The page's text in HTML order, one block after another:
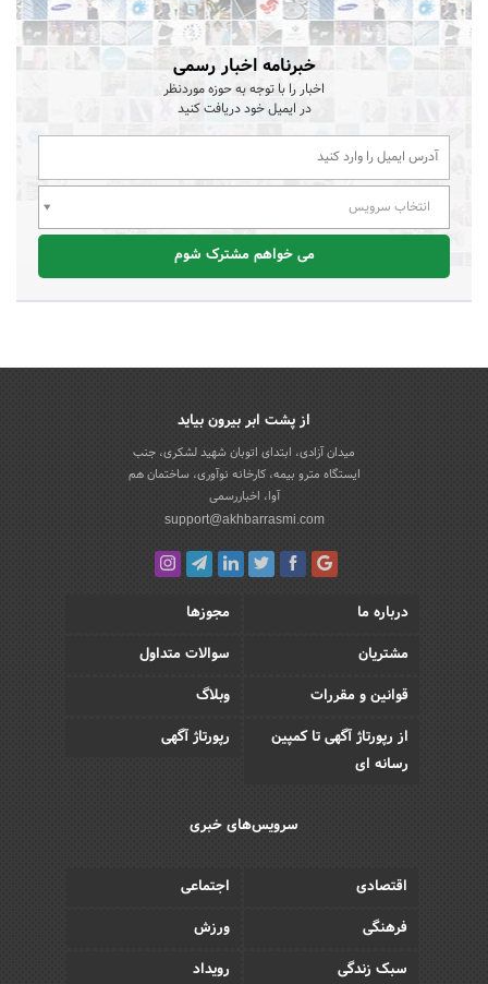
خبرنامه اخبار رسمی
اخبار را با توجه به حوزه موردنظر
در ایمیل خود دریافت کنید
انتخاب سرویس
می خواهم مشترک شوم
از پشت ابر بیرون بیاید
میدان آزادی، ابتدای اتوبان شهید لشکری، جنب
ایستگاه مترو بیمه، کارخانه نوآوری، ساختمان هم
آوا، اخباررسمی
support@akhbarrasmi.com
درباره ما
مجوزها
مشتریان
سوالات متداول
قوانین و مقررات
وبلاگ
از رپورتاژ آگهی تا کمپین
رسانه ای
رپورتاژ آگهی
سرویس‌های خبری
اقتصادی
اجتماعی
فرهنگی
ورزش
سبک زندگی
رویداد